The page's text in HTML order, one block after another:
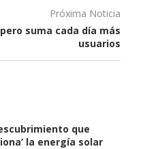
Próxima Noticia
suma cada día más
usuarios
a hijos de Báez con
cuentas en...